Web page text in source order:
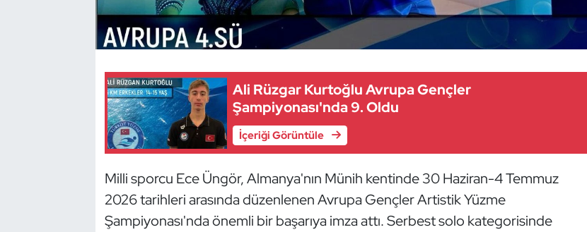
Ali Rüzgar Kurtoğlu Avrupa Gençler
Şampiyonası'nda 9. Oldu
İçeriği Görüntüle
Milli sporcu Ece Üngör, Almanya'nın Münih kentinde 30 Haziran-4 Temmuz
2026 tarihleri arasında düzenlenen Avrupa Gençler Artistik Yüzme
Şampiyonası'nda önemli bir başarıya imza attı. Serbest solo kategorisinde
Dans Sporları